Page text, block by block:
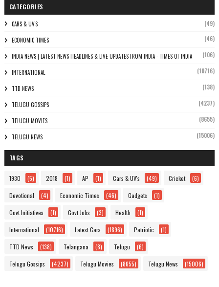
CATEGORIES
CARS & UV'S (49)
ECONOMIC TIMES (46)
INDIA NEWS | LATEST NEWS HEADLINES & LIVE UPDATES FROM INDIA - TIMES OF INDIA (106)
INTERNATIONAL (10716)
TTD NEWS (138)
TELUGU GOSSIPS (4237)
TELUGU MOVIES (8655)
TELUGU NEWS (15006)
TAGS
1930 (5) 2018 (1) AP (1) Cars & UV's (49) Cricket (6)
Devotional (4) Economic Times (46) Gadgets (1)
Govt Initiatives (1) Govt Jobs (3) Health (1)
International (10716) Latest Cars (1896) Patriotic (1)
TTD News (138) Telangana (8) Telugu (6)
Telugu Gossips (4237) Telugu Movies (8655) Telugu News (15006)